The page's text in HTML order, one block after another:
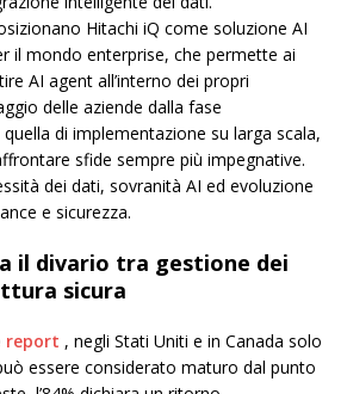
Hitachi iQ come soluzione AI
il mondo enterprise, che permette ai
AI agent all’interno dei propri
delle aziende dalla fase
quella di implementazione su larga scala,
sfide sempre più impegnative.
dei dati, sovranità AI ed evoluzione
e sicurezza.
il divario tra gestione dei
sicura
report , negli Stati Uniti e in Canada solo
essere considerato maturo dal punto